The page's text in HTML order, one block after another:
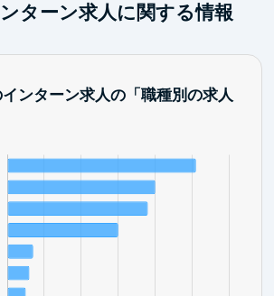
ターン求人に関する情報
ンターン求人の「職種別の求人